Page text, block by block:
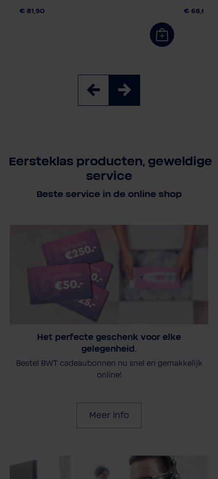
€ 81,90 € 68,60
Eersteklas producten, geweldige
service
Beste service in de online shop
Het perfecte geschenk voor elke
gelegenheid.
Bestel BWT cadeaubonnen nu snel en gemakkelijk
online!
Meer info